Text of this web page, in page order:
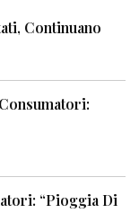
Continuano
“Pioggia Di